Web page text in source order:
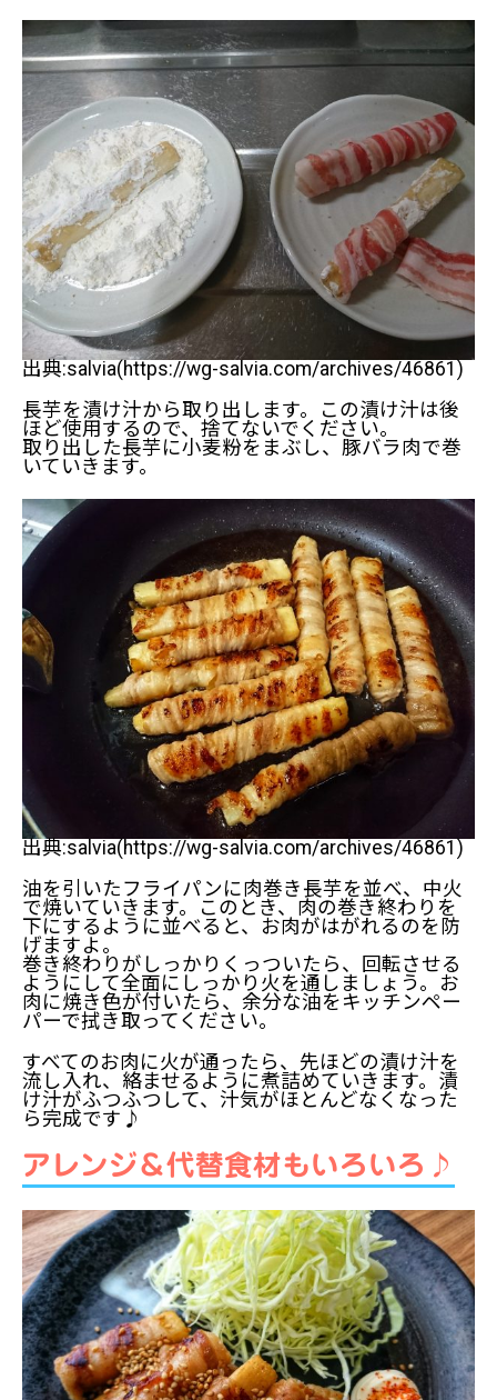
出典:salvia(https://wg-salvia.com/archives/46861)
長芋を漬け汁から取り出します。この漬け汁は後
ほど使用するので、捨てないでください。
取り出した長芋に小麦粉をまぶし、豚バラ肉で巻
いていきます。
出典:salvia(https://wg-salvia.com/archives/46861)
油を引いたフライパンに肉巻き長芋を並べ、中火
で焼いていきます。このとき、肉の巻き終わりを
下にするように並べると、お肉がはがれるのを防
げますよ。
巻き終わりがしっかりくっついたら、回転させる
ようにして全面にしっかり火を通しましょう。お
肉に焼き色が付いたら、余分な油をキッチンペー
パーで拭き取ってください。
すべてのお肉に火が通ったら、先ほどの漬け汁を
流し入れ、絡ませるように煮詰めていきます。漬
け汁がふつふつして、汁気がほとんどなくなった
ら完成です♪
アレンジ＆代替食材もいろいろ♪